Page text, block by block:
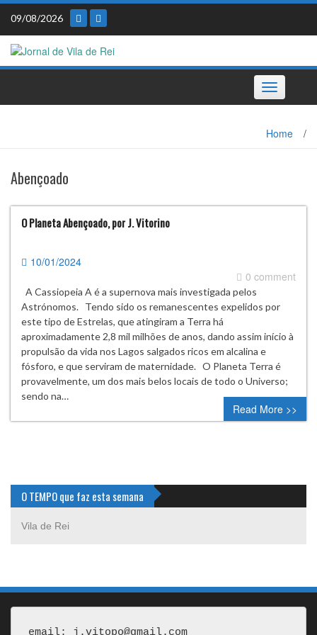
Skip
content
09/08/2026
Toggle
navigation
Home /
Abençoado
O Planeta Abençoado, por J. Vitorino
10/01/2024
0 comment
A Cassiopeia A é a supernova mais investigada pelos
Astrónomos. Tendo sido os remanescentes expelidos por
este tipo de Estrelas, que atingiram a Terra há
aproximadamente 2,8 mil milhões de anos, dando assim início à
propulsão da vida nos Lagos salgados ricos em alcalina e
fósforo, e que serviram de maternidade. O Planeta Terra é
provavelmente, um dos mais belos locais de todo o Universo;
sendo na…
Read More >>
O TEMPO que faz esta semana
Vila de Rei